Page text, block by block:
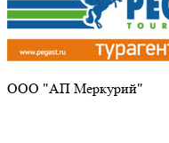
ООО "АП Меркурий"